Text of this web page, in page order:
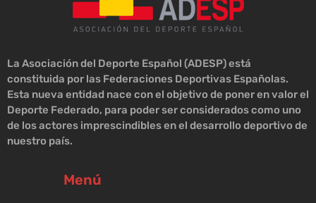
La Asociación del Deporte Español (ADESP) está
constituida por las Federaciones Deportivas Españolas.
Esta nueva entidad nace con el objetivo de poner en valor el
Deporte Federado, para poder ser considerados como uno
de los actores imprescindibles en el desarrollo deportivo de
nuestro país.
Menú